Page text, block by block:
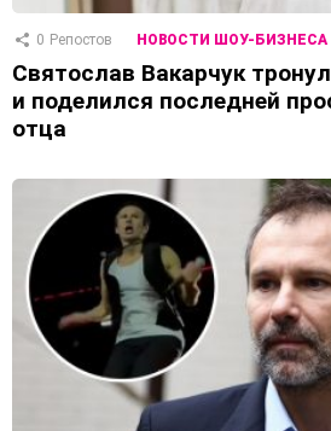
0 Репостов НОВОСТИ ШОУ-БИЗНЕСА
Святослав Вакарчук
и поделился последней
отца